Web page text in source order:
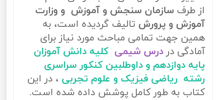
از طرف سازمان سنجش و آموزش و وزارت
آموزش و پرورش تالیف گردیده است، به
همین جهت تمامی مباحث مورد نیاز برای
آمادگی در درس شیمی کلیه دانش آموزان
پایه دوازدهم و داوطلبین کنکور سراسری
رشته ریاضی فیزیک و علوم تجربی ، در این
کتاب به طور کامل پوشش داده شده است.